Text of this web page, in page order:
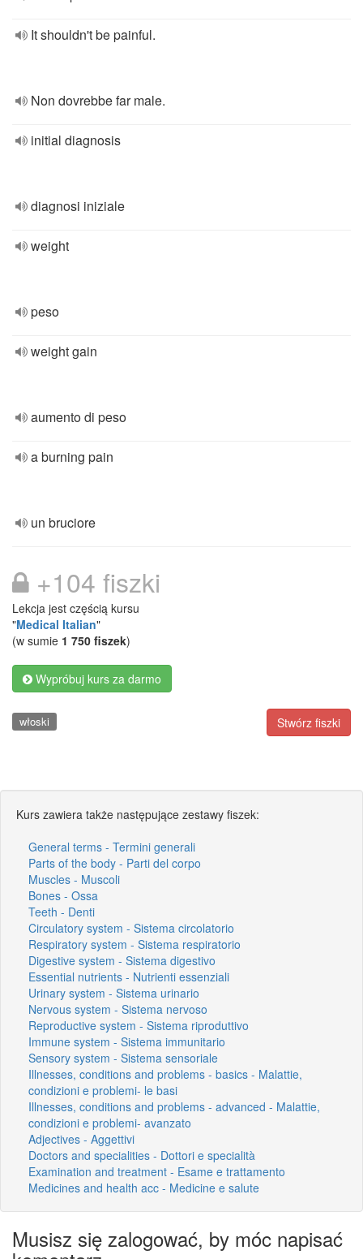
It shouldn't be painful.
Non dovrebbe far male.
initial diagnosis
diagnosi iniziale
weight
peso
weight gain
aumento di peso
a burning pain
un bruciore
+104 fiszki
Lekcja jest częścią kursu
"Medical Italian"
(w sumie 1 750 fiszek)
Wypróbuj kurs za darmo
Stwórz fiszki
włoski
Kurs zawiera także następujące zestawy fiszek:
General terms - Termini generali
Parts of the body - Parti del corpo
Muscles - Muscoli
Bones - Ossa
Teeth - Denti
Circulatory system - Sistema circolatorio
Respiratory system - Sistema respiratorio
Digestive system - Sistema digestivo
Essential nutrients - Nutrienti essenziali
Urinary system - Sistema urinario
Nervous system - Sistema nervoso
Reproductive system - Sistema riproduttivo
Immune system - Sistema immunitario
Sensory system - Sistema sensoriale
Illnesses, conditions and problems - basics - Malattie,
condizioni e problemi- le basi
Illnesses, conditions and problems - advanced - Malattie,
condizioni e problemi- avanzato
Adjectives - Aggettivi
Doctors and specialities - Dottori e specialità
Examination and treatment - Esame e trattamento
Medicines and health acc - Medicine e salute
Musisz się zalogować, by móc napisać